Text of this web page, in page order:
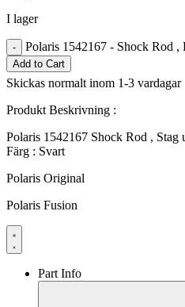
I lager
- Polaris 1542167 - Shock Rod ,
Add to Cart
Skickas normalt inom 1-3 vardagar
Produkt Beskrivning :
Polaris 1542167 Shock Rod , Stag
Färg : Svart
Polaris Original
Polaris Fusion
Part Info